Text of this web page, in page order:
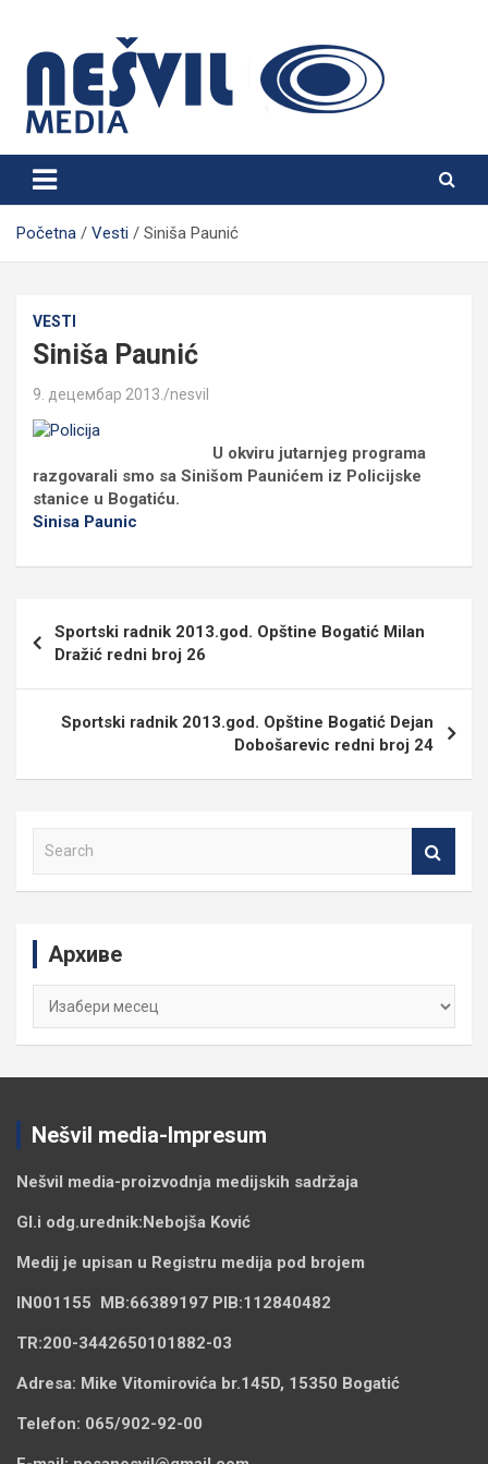
content
Nešvil Media Bogatić
Početna Vesti Siniša Paunić
VESTI
Siniša Paunić
9. децембар 2013. nesvil
U okviru jutarnjeg programa
razgovarali smo sa Sinišom Paunićem iz Policijske
stanice u Bogatiću.
Sinisa Paunic
чланка
Sportski radnik 2013.god. Opštine Bogatić Milan
Dražić redni broj 26
Sportski radnik 2013.god. Opštine Bogatić Dejan
Dobošarevic redni broj 24
Архиве
Архиве
Nešvil media-Impresum
Nešvil media-proizvodnja medijskih sadržaja
Gl.i odg.urednik:Nebojša Ković
Medij je upisan u Registru medija pod brojem
IN001155 MB:66389197 PIB:112840482
TR:200-3442650101882-03
Adresa: Mike Vitomirovića br.145D, 15350 Bogatić
Telefon: 065/902-92-00